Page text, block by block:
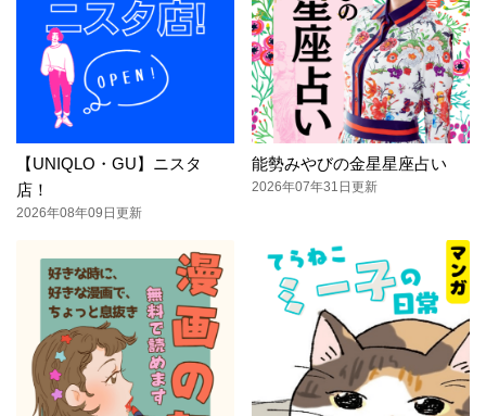
【UNIQLO・GU】ニスタ
店！
2026年08年09日更新
能勢みやびの金星星座占い
2026年07年31日更新